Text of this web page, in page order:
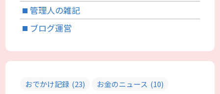
管理人の雑記
ブログ運営
おでかけ記録 (23) お金のニュース (10)